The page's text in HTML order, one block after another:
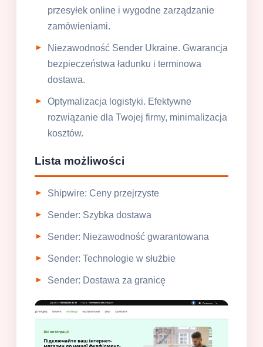
przesyłek online i wygodne zarządzanie
zamówieniami.
Niezawodność Sender Ukraine. Gwarancja
bezpieczeństwa ładunku i terminowa
dostawa.
Optymalizacja logistyki. Efektywne
rozwiązanie dla Twojej firmy, minimalizacja
kosztów.
Lista możliwości
Shipwire: Ceny przejrzyste
Sender: Szybka dostawa
Sender: Niezawodność gwarantowana
Sender: Technologie w służbie
Sender: Dostawa za granicę